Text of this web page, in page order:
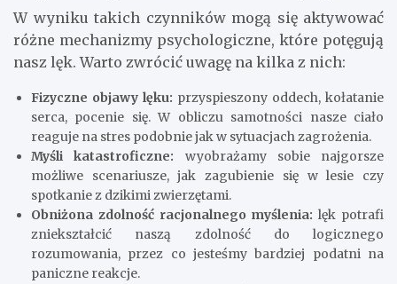
W wyniku takich czynników mogą się aktywować
różne mechanizmy psychologiczne, które potęgują
nasz lęk. Warto zwrócić uwagę na kilka z nich:
Fizyczne objawy lęku: przyspieszony oddech, kołatanie
serca, pocenie się. W obliczu samotności nasze ciało
reaguje na stres podobnie jak w sytuacjach zagrożenia.
Myśli katastroficzne: wyobrażamy sobie najgorsze
możliwe scenariusze, jak zagubienie się w lesie czy
spotkanie z dzikimi zwierzętami.
Obniżona zdolność racjonalnego myślenia: lęk potrafi
zniekształcić naszą zdolność do logicznego
rozumowania, przez co jesteśmy bardziej podatni na
paniczne reakcje.